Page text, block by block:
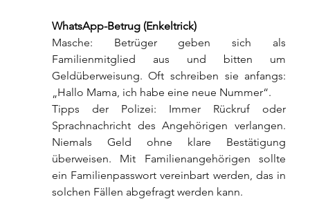
WhatsApp-Betrug (Enkeltrick)
Masche: Betrüger geben sich als
Familienmitglied aus und bitten um
Geldüberweisung. Oft schreiben sie anfangs:
„Hallo Mama, ich habe eine neue Nummer“.
Tipps der Polizei: Immer Rückruf oder
Sprachnachricht des Angehörigen verlangen.
Niemals Geld ohne klare Bestätigung
überweisen. Mit Familienangehörigen sollte
ein Familienpasswort vereinbart werden, das in
solchen Fällen abgefragt werden kann.